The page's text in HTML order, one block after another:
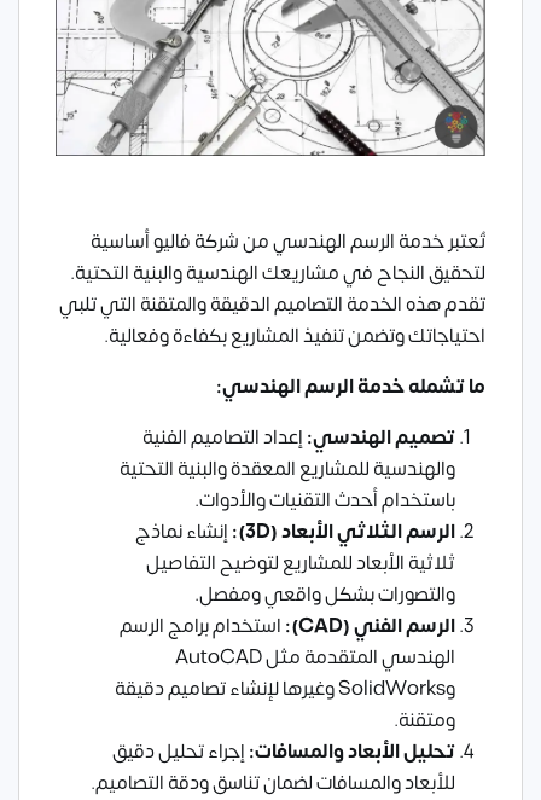
تُعتبر خدمة الرسم الهندسي من شركة فاليو أساسية
لتحقيق النجاح في مشاريعك الهندسية والبنية التحتية.
تقدم هذه الخدمة التصاميم الدقيقة والمتقنة التي تلبي
احتياجاتك وتضمن تنفيذ المشاريع بكفاءة وفعالية.
ما تشمله خدمة الرسم الهندسي:
تصميم الهندسي:إعداد التصاميم الفنية
والهندسية للمشاريع المعقدة والبنية التحتية
باستخدام أحدث التقنيات والأدوات.
الرسم الثلاثي الأبعاد(3D):
إنشاء نماذج
ثلاثية الأبعاد للمشاريع لتوضيح التفاصيل
والتصورات بشكل واقعي ومفصل.
الرسم الفني(CAD):
استخدام برامج الرسم
الهندسي المتقدمة مثل AutoCAD
وSolidWorks وغيرها لإنشاء تصاميم دقيقة
ومتقنة.
تحليل الأبعاد والمسافات:إجراء تحليل دقيق
للأبعاد والمسافات لضمان تناسق ودقة التصاميم.